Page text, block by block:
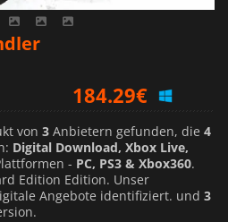
184.29€
7.99€
von 3 Anbietern gefunden, die 4
Digital Download, Xbox Live,
- PC, PS3 & Xbox360.
Edition Edition. Unser
Angebote identifiziert. und 3